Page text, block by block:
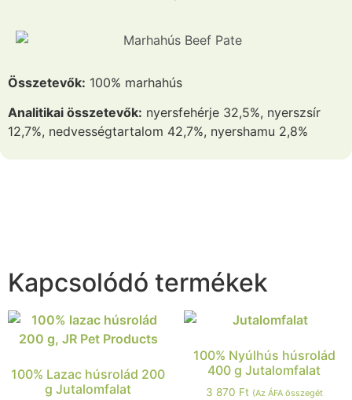
Összetevők: 100% marhahús
Analitikai összetevők: nyersfehérje 32,5%, nyerszsír
12,7%, nedvességtartalom 42,7%, nyershamu 2,8%
Kapcsolódó termékek
100% Lazac húsrolád 200
g Jutalomfalat
100% Nyúlhús húsrolád
400 g Jutalomfalat
3 870 Ft (Az ÁFA összegét